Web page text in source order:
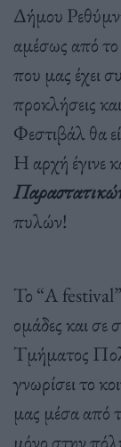
Δήμου
αμέσως από
που μας έχει
προκλήσεις
Φεστιβάλ θα
Η αρχή έγινε
πυλών!
Το “A festival”
ομάδες και σε
Τμήματος
γνωρίσει το
μας μέσα από
μόνο στην